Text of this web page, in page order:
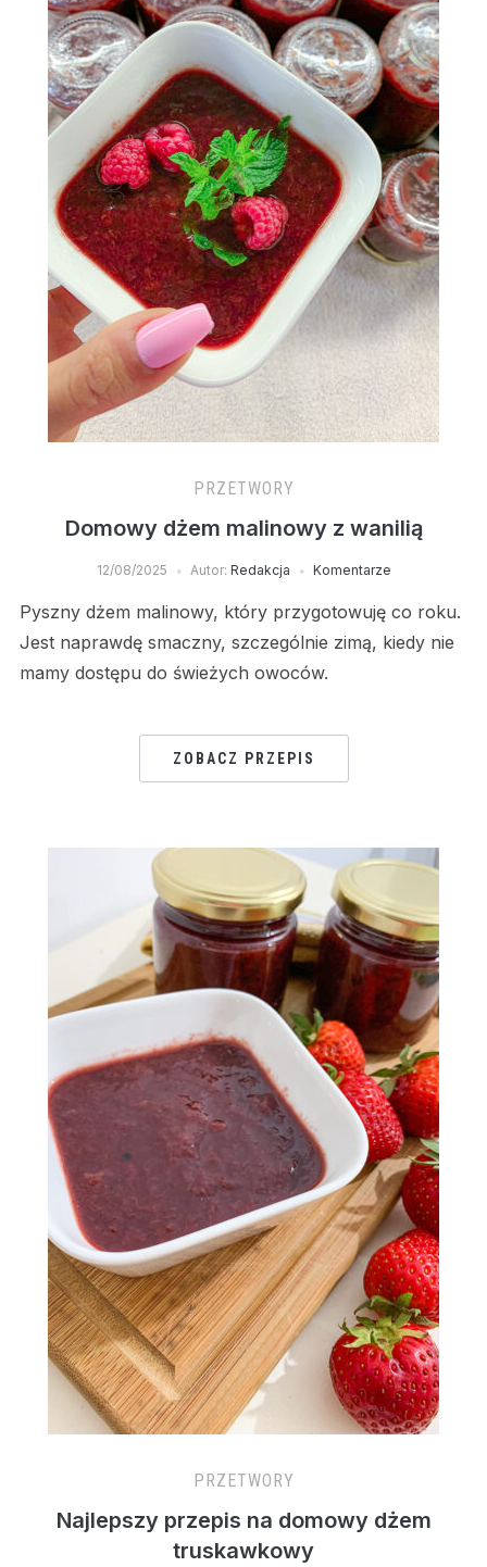
PRZETWORY
Domowy dżem malinowy z wanilią
12/08/2025 Autor: Redakcja Komentarze
Pyszny dżem malinowy, który przygotowuję co roku.
Jest naprawdę smaczny, szczególnie zimą, kiedy nie
mamy dostępu do świeżych owoców.
ZOBACZ PRZEPIS
PRZETWORY
Najlepszy przepis na domowy dżem
truskawkowy